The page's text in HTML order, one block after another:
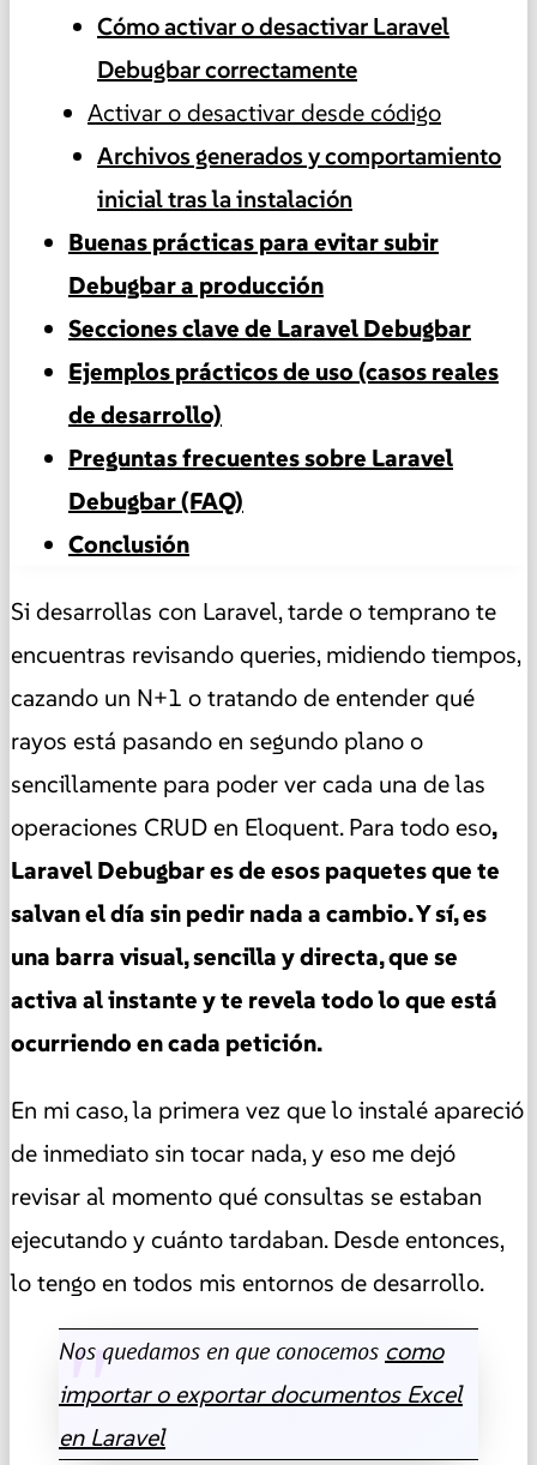
Cómo activar o desactivar Laravel
Debugbar correctamente
Activar o desactivar desde código
Archivos generados y comportamiento
inicial tras la instalación
Buenas prácticas para evitar subir
Debugbar a producción
Secciones clave de Laravel Debugbar
Ejemplos prácticos de uso (casos reales
de desarrollo)
Preguntas frecuentes sobre Laravel
Debugbar (FAQ)
Conclusión
Si desarrollas con Laravel, tarde o temprano te
encuentras revisando queries, midiendo tiempos,
cazando un N+1 o tratando de entender qué
rayos está pasando en segundo plano o
sencillamente para poder ver cada una de las
operaciones CRUD en Eloquent. Para todo eso,
Laravel Debugbar es de esos paquetes que te
salvan el día sin pedir nada a cambio. Y sí, es
una barra visual, sencilla y directa, que se
activa al instante y te revela todo lo que está
ocurriendo en cada petición.
En mi caso, la primera vez que lo instalé apareció
de inmediato sin tocar nada, y eso me dejó
revisar al momento qué consultas se estaban
ejecutando y cuánto tardaban. Desde entonces,
lo tengo en todos mis entornos de desarrollo.
Nos quedamos en que conocemos como
importar o exportar documentos Excel
en Laravel